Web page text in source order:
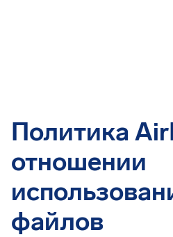
Политика
отношении
файлов